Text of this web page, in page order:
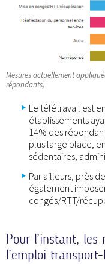
Mesures actuellement
répondants)
Le télétravail est
établissements
14% des
plus large place,
sédentaires,
Par ailleurs, près
également
congés/RTT/
Pour l’instant,
l’emploi